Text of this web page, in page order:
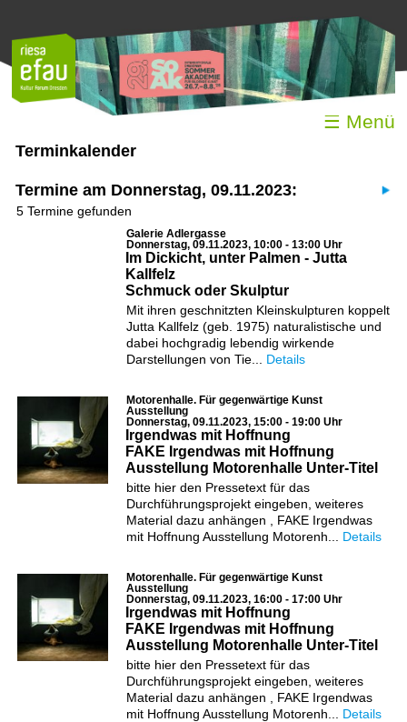
☰ Menü
Terminkalender
Termine am Donnerstag, 09.11.2023:
5 Termine gefunden
Galerie Adlergasse
Donnerstag, 09.11.2023, 10:00 - 13:00 Uhr
Im Dickicht, unter Palmen - Jutta
Kallfelz
Schmuck oder Skulptur
Mit ihren geschnitzten Kleinskulpturen koppelt
Jutta Kallfelz (geb. 1975) naturalistische und
dabei hochgradig lebendig wirkende
Darstellungen von Tie... Details
Motorenhalle. Für gegenwärtige Kunst
Ausstellung
Donnerstag, 09.11.2023, 15:00 - 19:00 Uhr
Irgendwas mit Hoffnung
FAKE Irgendwas mit Hoffnung
Ausstellung Motorenhalle Unter-Titel
bitte hier den Pressetext für das
Durchführungsprojekt eingeben, weiteres
Material dazu anhängen , FAKE Irgendwas
mit Hoffnung Ausstellung Motorenh... Details
Motorenhalle. Für gegenwärtige Kunst
Ausstellung
Donnerstag, 09.11.2023, 16:00 - 17:00 Uhr
Irgendwas mit Hoffnung
FAKE Irgendwas mit Hoffnung
Ausstellung Motorenhalle Unter-Titel
bitte hier den Pressetext für das
Durchführungsprojekt eingeben, weiteres
Material dazu anhängen , FAKE Irgendwas
mit Hoffnung Ausstellung Motorenh... Details